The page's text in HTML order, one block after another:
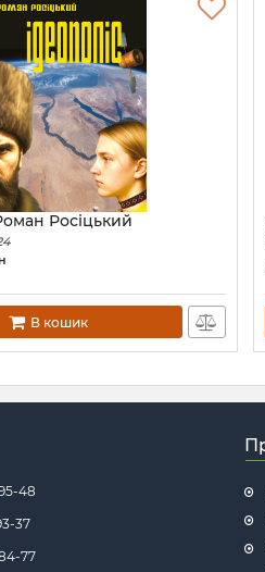
Росіцький
В кошик
48
37
77